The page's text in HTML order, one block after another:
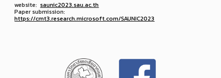
website: saunic2023.sau.ac.th
Paper submission:
https://cmt3.research.microsoft.com/SAUNIC2023